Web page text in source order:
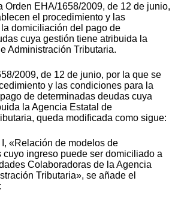
Orden EHA/1658/2009, de 12 de junio,
el procedimiento y las
domiciliación del pago de
cuya gestión tiene atribuida la
Administración Tributaria.
2009, de 12 de junio, por la que se
y las condiciones para la
de determinadas deudas cuya
la Agencia Estatal de
queda modificada como sigue:
«Relación de modelos de
ingreso puede ser domiciliado a
Colaboradoras de la Agencia
Tributaria», se añade el